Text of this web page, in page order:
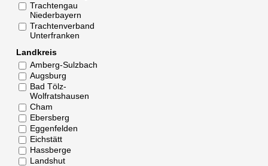
Trachtengau
Niederbayern
Trachtenverband
Unterfranken
Landkreis
Amberg-Sulzbach
Augsburg
Bad Tölz-
Wolfratshausen
Cham
Ebersberg
Eggenfelden
Eichstätt
Hassberge
Landshut